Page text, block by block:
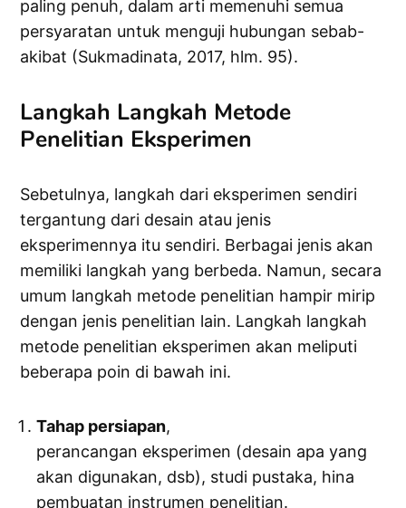
paling penuh, dalam arti memenuhi semua
persyaratan untuk menguji hubungan sebab-
akibat (Sukmadinata, 2017, hlm. 95).
Langkah Langkah Metode
Penelitian Eksperimen
Sebetulnya, langkah dari eksperimen sendiri
tergantung dari desain atau jenis
eksperimennya itu sendiri. Berbagai jenis akan
memiliki langkah yang berbeda. Namun, secara
umum langkah metode penelitian hampir mirip
dengan jenis penelitian lain. Langkah langkah
metode penelitian eksperimen akan meliputi
beberapa poin di bawah ini.
Tahap persiapan,
perancangan eksperimen (desain apa yang
akan digunakan, dsb), studi pustaka, hina
pembuatan instrumen penelitian.